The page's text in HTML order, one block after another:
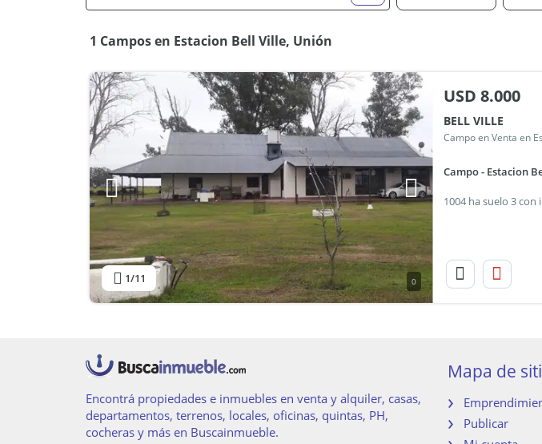
1 Campos en Estacion Bell Ville, Unión
1/11 0
USD 8.000
BELL VILLE
Campo en Venta en
Campo - Estacion
1004 ha suelo 3
Encontrá propiedades e inmuebles en venta y alquiler, casas,
departamentos, terrenos, locales, oficinas, quintas, PH,
cocheras y más en Buscainmueble.
Mapa de
Publicar